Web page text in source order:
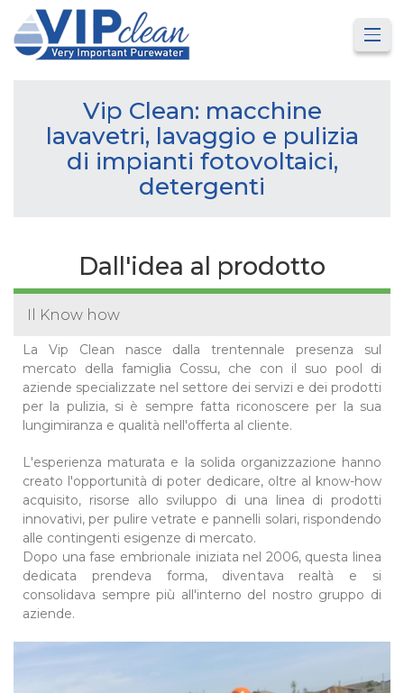
Vip Clean: macchine
lavavetri, lavaggio e pulizia
di impianti fotovoltaici,
detergenti
Dall'idea al prodotto
Il Know how
La Vip Clean nasce dalla trentennale presenza sul
mercato della famiglia Cossu, che con il suo pool di
aziende specializzate nel settore dei servizi e dei prodotti
per la pulizia, si è sempre fatta riconoscere per la sua
lungimiranza e qualità nell'offerta al cliente.
L'esperienza maturata e la solida organizzazione hanno
creato l'opportunità di poter dedicare, oltre al know-how
acquisito, risorse allo sviluppo di una linea di prodotti
innovativi, per pulire vetrate e pannelli solari, rispondendo
alle contingenti esigenze di mercato.
Dopo una fase embrionale iniziata nel 2006, questa linea
dedicata prendeva forma, diventava realtà e si
consolidava sempre più all'interno del nostro gruppo di
aziende.